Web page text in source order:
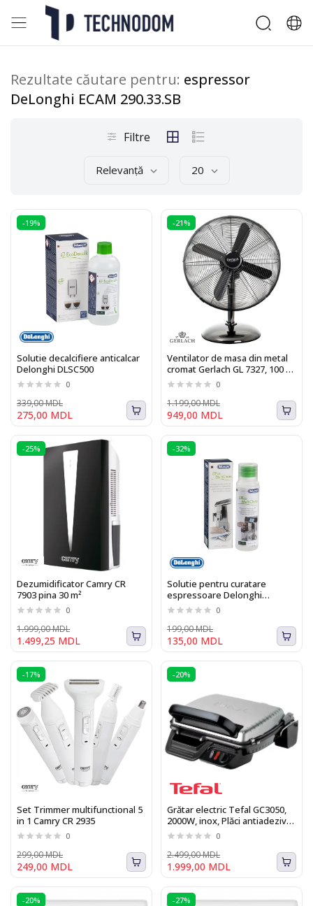
Rezultate căutare pentru: espressor
DeLonghi ECAM 290.33.SB
Filtre
Relevanță 20
-19%
Solutie decalcifiere anticalcar
Delonghi DLSC500
0
275,00 MDL
339,00 MDL
-21%
Ventilator de masa din metal
cromat Gerlach GL 7327, 100 W,
Diametru 40 cm, 3 trepte de
viteza, functie de oscilare
0
949,00 MDL
1.199,00 MDL
-25%
Dezumidificator Camry CR
7903 pina 30 m²
0
1.499,25 MDL
1.999,00 MDL
-32%
Solutie pentru curatare
espressoare Delonghi
DLSC550 Eco MultiClean 250 ml
0
135,00 MDL
199,00 MDL
-17%
Set Trimmer multifunctional 5
in 1 Camry CR 2935
0
249,00 MDL
299,00 MDL
-20%
Grătar electric Tefal GC3050,
2000W, inox, Plăci antiadezive
detașabile, Termostat reglabil
0
1.999,00 MDL
2.499,00 MDL
-20% -27%